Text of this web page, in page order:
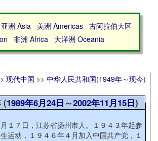
亚洲 Asia 美洲 Americas
古阿拉伯大区
非洲 Africa 大洋洲 Oceania
现代中国 >> 中华人民共和国(1949年～现今)
(1989年6月24日 ～2002年11月15日)
１７日，江苏省扬州市人。１９４３年起参
运动，１９４６年４月加入中国共产党，１